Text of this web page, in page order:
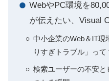
WebやPC環境を
が伝えたい、Visual
中小企業のWeb＆IT現
りすぎトラブル」って
検索ユーザーの不安